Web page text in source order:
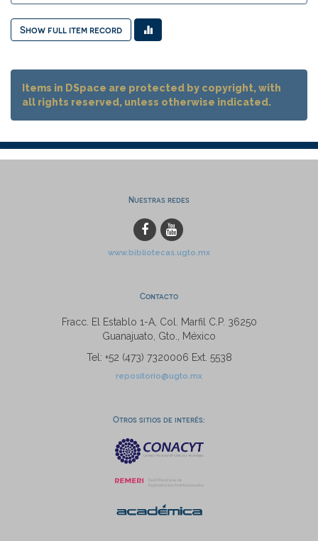
Show full item record
Items in DSpace are protected by copyright, with
all rights reserved, unless otherwise indicated.
Nuestras redes
www.bibliotecas.ugto.mx
Contacto
Fracc. El Establo 1-A, Col. Marfil C.P. 36250
Guanajuato, Gto., México
Tel: +52 (473) 7320006 Ext. 5538
repositorio@ugto.mx
Otros sitios de interés: